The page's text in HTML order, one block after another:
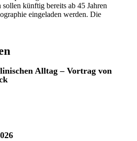
künftig bereits ab 45 Jahren
eingeladen werden. Die
Alltag – Vortrag von